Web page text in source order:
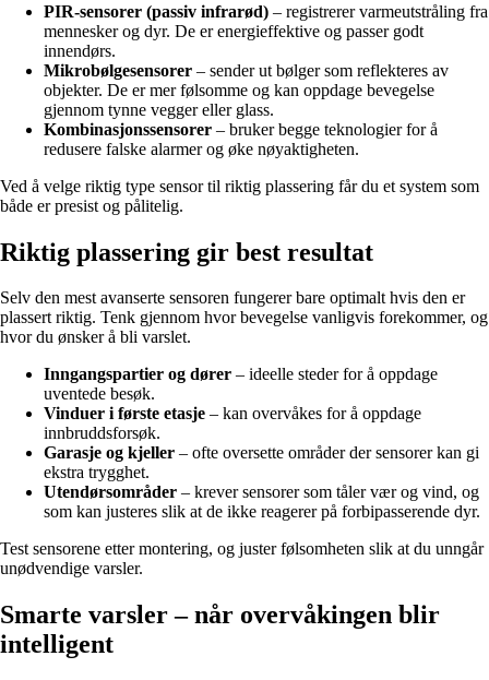
PIR-sensorer (passiv infrarød) – registrerer varmeutstråling fra
mennesker og dyr. De er energieffektive og passer godt
innendørs.
Mikrobølgesensorer – sender ut bølger som reflekteres av
objekter. De er mer følsomme og kan oppdage bevegelse
gjennom tynne vegger eller glass.
Kombinasjonssensorer – bruker begge teknologier for å
redusere falske alarmer og øke nøyaktigheten.
Ved å velge riktig type sensor til riktig plassering får du et system som
både er presist og pålitelig.
Riktig plassering gir best resultat
Selv den mest avanserte sensoren fungerer bare optimalt hvis den er
plassert riktig. Tenk gjennom hvor bevegelse vanligvis forekommer, og
hvor du ønsker å bli varslet.
Inngangspartier og dører – ideelle steder for å oppdage
uventede besøk.
Vinduer i første etasje – kan overvåkes for å oppdage
innbruddsforsøk.
Garasje og kjeller – ofte oversette områder der sensorer kan gi
ekstra trygghet.
Utendørsområder – krever sensorer som tåler vær og vind, og
som kan justeres slik at de ikke reagerer på forbipasserende dyr.
Test sensorene etter montering, og juster følsomheten slik at du unngår
unødvendige varsler.
Smarte varsler – når overvåkingen blir
intelligent